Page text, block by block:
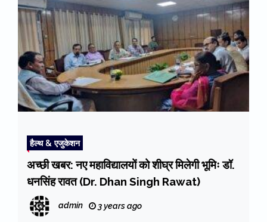
हैल्थ & एजुकेशन
अच्छी खबर: नए महाविद्यालयों को शीघ्र मिलेगी भूमिः डॉ.
धनसिंह रावत (Dr. Dhan Singh Rawat)
admin 3 years ago